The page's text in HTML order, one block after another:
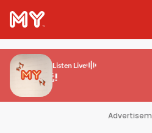
Listen Live
MY FM 好玩!